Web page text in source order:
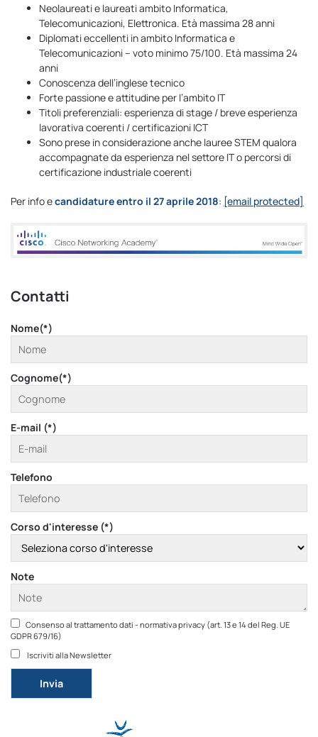
Neolaureati e laureati ambito Informatica,
Telecomunicazioni, Elettronica. Età massima 28 anni
Diplomati eccellenti in ambito Informatica e
Telecomunicazioni – voto minimo 75/100. Età massima 24
anni
Conoscenza dell’inglese tecnico
Forte passione e attitudine per l’ambito IT
Titoli preferenziali: esperienza di stage / breve esperienza
lavorativa coerenti / certificazioni ICT
Sono prese in considerazione anche lauree STEM qualora
accompagnate da esperienza nel settore IT o percorsi di
certificazione industriale coerenti
Per info ecandidature entro il 27 aprile 2018: [email protected]
Contatti
Nome(*)
Cognome(*)
E-mail (*)
Telefono
Corso d'interesse (*)
Note
Consenso al trattamento dati - normativa privacy (art. 13 e 14 del Reg. UE
GDPR 679/16)
Iscriviti alla Newsletter